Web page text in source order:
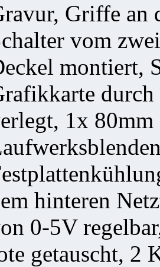
Griffe an
vom
montiert,
1x
hinteren
0-5V
getauscht, 2